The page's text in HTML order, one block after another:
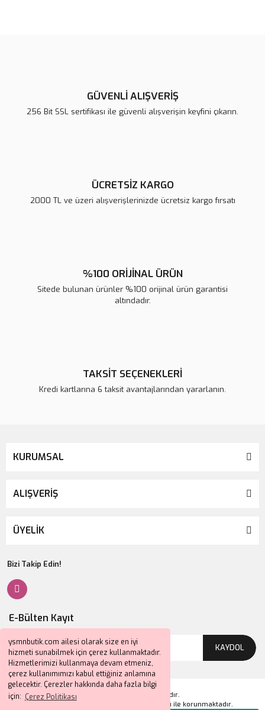
ysmnbutik.com ailesi olarak size en iyi
hizmeti sunabilmek için çerez kullanmaktadır.
Hizmetlerimizi kullanmaya devam etmeniz,
çerez kullanımımızı kabul ettiğiniz anlamına
gelecektir. Çerezler hakkında daha fazla bilgi
için: Çerez Politikası
GÜVENLİ ALIŞVERİŞ
256 Bit SSL sertifikası ile güvenli alışverişin keyfini çıkarın.
ÜCRETSİZ KARGO
2000 TL ve üzeri alışverişlerinizde ücretsiz kargo fırsatı
%100 ORİJİNAL ÜRÜN
Sitede bulunan ürünler %100 orijinal ürün garantisi
altındadır.
TAKSİT SEÇENEKLERİ
Kredi kartlarına 6 taksit avantajlarından yararlanın.
KURUMSAL
ALIŞVERİŞ
ÜYELİK
Bizi Takip Edin!
E-Bülten Kayıt
KAYDOL
2024 © Tüm Hakları Saklıdır.
Kredi kartı bilgileriniz 256bit SSL sertifikası ile korunmaktadır.